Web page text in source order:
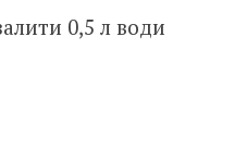
0,5 л води